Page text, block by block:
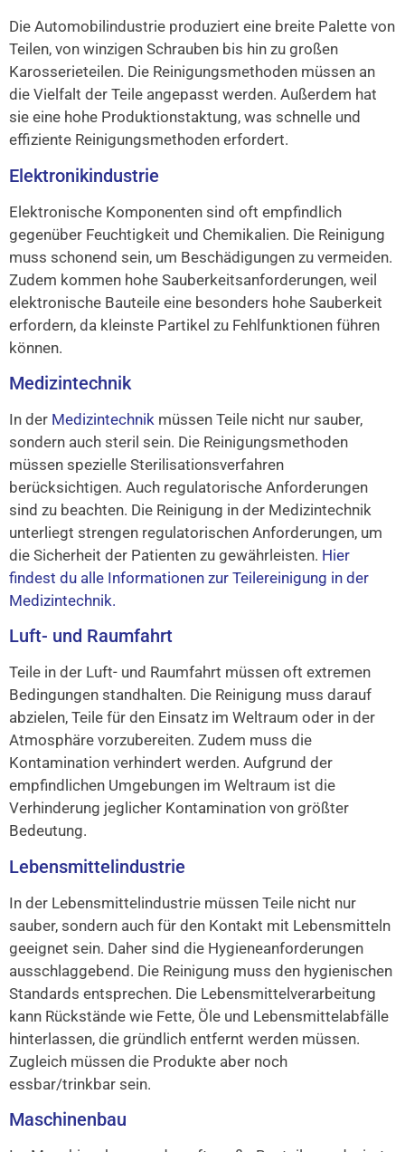
Die Automobilindustrie produziert eine breite Palette von
Teilen, von winzigen Schrauben bis hin zu großen
Karosserieteilen. Die Reinigungsmethoden müssen an
die Vielfalt der Teile angepasst werden. Außerdem hat
sie eine hohe Produktionstaktung, was schnelle und
effiziente Reinigungsmethoden erfordert.
Elektronikindustrie
Elektronische Komponenten sind oft empfindlich
gegenüber Feuchtigkeit und Chemikalien. Die Reinigung
muss schonend sein, um Beschädigungen zu vermeiden.
Zudem kommen hohe Sauberkeitsanforderungen, weil
elektronische Bauteile eine besonders hohe Sauberkeit
erfordern, da kleinste Partikel zu Fehlfunktionen führen
können.
Medizintechnik
In der Medizintechnik müssen Teile nicht nur sauber,
sondern auch steril sein. Die Reinigungsmethoden
müssen spezielle Sterilisationsverfahren
berücksichtigen. Auch regulatorische Anforderungen
sind zu beachten. Die Reinigung in der Medizintechnik
unterliegt strengen regulatorischen Anforderungen, um
die Sicherheit der Patienten zu gewährleisten. Hier
findest du alle Informationen zur Teilereinigung in der
Medizintechnik.
Luft- und Raumfahrt
Teile in der Luft- und Raumfahrt müssen oft extremen
Bedingungen standhalten. Die Reinigung muss darauf
abzielen, Teile für den Einsatz im Weltraum oder in der
Atmosphäre vorzubereiten. Zudem muss die
Kontamination verhindert werden. Aufgrund der
empfindlichen Umgebungen im Weltraum ist die
Verhinderung jeglicher Kontamination von größter
Bedeutung.
Lebensmittelindustrie
In der Lebensmittelindustrie müssen Teile nicht nur
sauber, sondern auch für den Kontakt mit Lebensmitteln
geeignet sein. Daher sind die Hygieneanforderungen
ausschlaggebend. Die Reinigung muss den hygienischen
Standards entsprechen. Die Lebensmittelverarbeitung
kann Rückstände wie Fette, Öle und Lebensmittelabfälle
hinterlassen, die gründlich entfernt werden müssen.
Zugleich müssen die Produkte aber noch
essbar/trinkbar sein.
Maschinenbau